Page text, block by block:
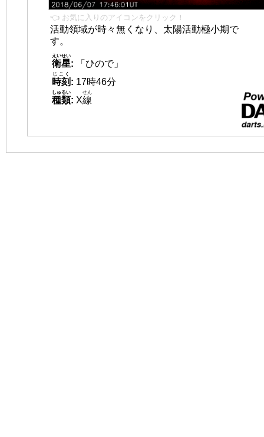
👈 お気に入りのアイコンをクリック！
活動領域が時々無くなり、太陽活動極小期で
す。
衛星
えいせい
:
「ひので」
時刻
じこく
: 17時46分
種類
しゅるい
: X線
せん